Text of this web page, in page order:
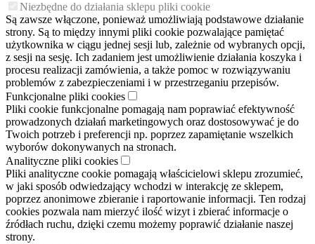
Niezbędne do działania sklepu pliki cookie
Są zawsze włączone, ponieważ umożliwiają podstawowe działanie
strony. Są to między innymi pliki cookie pozwalające pamiętać
użytkownika w ciągu jednej sesji lub, zależnie od wybranych opcji,
z sesji na sesję. Ich zadaniem jest umożliwienie działania koszyka i
procesu realizacji zamówienia, a także pomoc w rozwiązywaniu
problemów z zabezpieczeniami i w przestrzeganiu przepisów.
Funkcjonalne pliki cookies
Pliki cookie funkcjonalne pomagają nam poprawiać efektywność
prowadzonych działań marketingowych oraz dostosowywać je do
Twoich potrzeb i preferencji np. poprzez zapamiętanie wszelkich
wyborów dokonywanych na stronach.
Analityczne pliki cookies
Pliki analityczne cookie pomagają właścicielowi sklepu zrozumieć,
w jaki sposób odwiedzający wchodzi w interakcję ze sklepem,
poprzez anonimowe zbieranie i raportowanie informacji. Ten rodzaj
cookies pozwala nam mierzyć ilość wizyt i zbierać informacje o
źródłach ruchu, dzięki czemu możemy poprawić działanie naszej
strony.